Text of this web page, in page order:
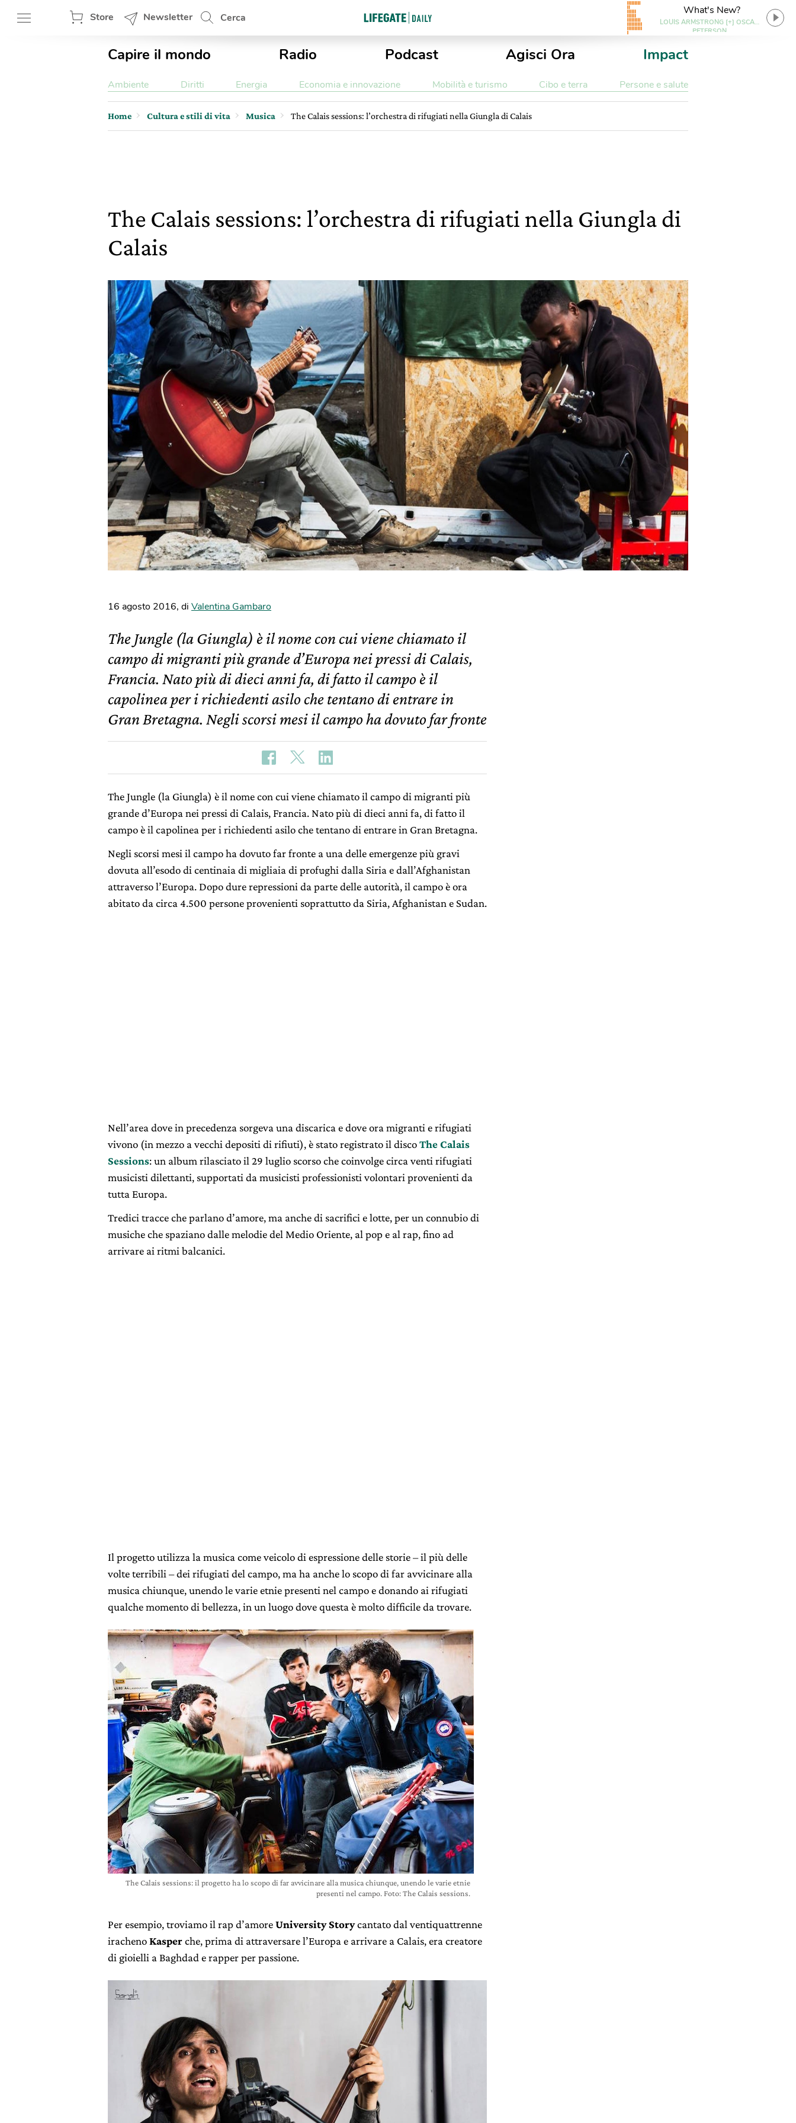
Store Newsletter Cerca
What's New?
LOUIS ARMSTRONG [+] OSCAR
PETERSON
Capire il mondo Radio Podcast Agisci Ora Impact
Ambiente Diritti Energia Economia e innovazione Mobilità e turismo Cibo e terra Persone e salute
Home Cultura e stili di vita Musica The Calais sessions: l’orchestra di rifugiati nella Giungla di Calais
The Calais sessions: l’orchestra di rifugiati nella Giungla di
Calais
16 agosto 2016, di Valentina Gambaro
The Jungle (la Giungla) è il nome con cui viene chiamato il
campo di migranti più grande d’Europa nei pressi di Calais,
Francia. Nato più di dieci anni fa, di fatto il campo è il
capolinea per i richiedenti asilo che tentano di entrare in
Gran Bretagna. Negli scorsi mesi il campo ha dovuto far fronte
The Jungle (la Giungla) è il nome con cui viene chiamato il campo di migranti più
grande d’Europa nei pressi di Calais, Francia. Nato più di dieci anni fa, di fatto il
campo è il capolinea per i richiedenti asilo che tentano di entrare in Gran Bretagna.
Negli scorsi mesi il campo ha dovuto far fronte a una delle emergenze più gravi
dovuta all’esodo di centinaia di migliaia di profughi dalla Siria e dall’Afghanistan
attraverso l’Europa. Dopo dure repressioni da parte delle autorità, il campo è ora
abitato da circa 4.500 persone provenienti soprattutto da Siria, Afghanistan e Sudan.
Nell’area dove in precedenza sorgeva una discarica e dove ora migranti e rifugiati
vivono (in mezzo a vecchi depositi di rifiuti), è stato registrato il discoThe Calais
Sessions: un album rilasciato il 29 luglio scorso che coinvolge circa venti rifugiati
musicisti dilettanti, supportati da musicisti professionisti volontari provenienti da
tutta Europa.
Tredici tracce che parlano d’amore, ma anche di sacrifici e lotte, per un connubio di
musiche che spaziano dalle melodie del Medio Oriente, al pop e al rap, fino ad
arrivare ai ritmi balcanici.
Il progetto utilizza la musica come veicolo di espressione delle storie – il più delle
volte terribili – dei rifugiati del campo, ma ha anche lo scopo di far avvicinare alla
musica chiunque, unendo le varie etnie presenti nel campo e donando ai rifugiati
qualche momento di bellezza, in un luogo dove questa è molto difficile da trovare.
The Calais sessions: il progetto ha lo scopo di far avvicinare alla musica chiunque, unendo le varie etnie
presenti nel campo. Foto: The Calais sessions.
Per esempio, troviamo il rap d’amoreUniversity Storycantato dal ventiquattrenne
irachenoKasperche, prima di attraversare l’Europa e arrivare a Calais, era creatore
di gioielli a Baghdad e rapper per passione.